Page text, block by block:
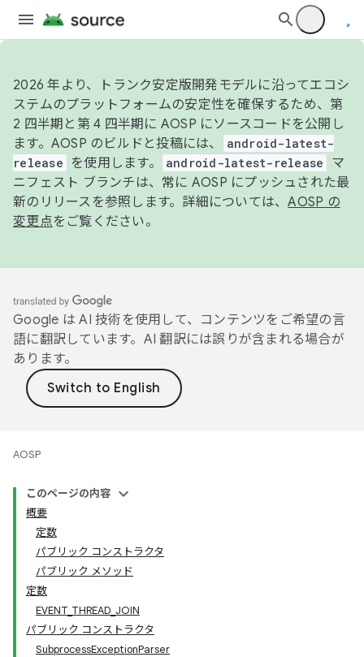
2026 年より、トランク安定版開発モデルに沿ってエコシ
ステムのプラットフォームの安定性を確保するため、第
2 四半期と第 4 四半期に AOSP にソースコードを公開し
ます。AOSP のビルドと投稿には、
android-latest-
release
を使用します。 android-latest-release
マ
ニフェスト ブランチは、常に AOSP にプッシュされた最
新のリリースを参照します。詳細については、AOSP の
変更点をご覧ください。
Google は AI 技術を使用して、コンテンツをご希望の言
語に翻訳しています。AI 翻訳には誤りが含まれる場合が
あります。
AOSP
このページの内容
概要
定数
パブリック コンストラクタ
パブリック メソッド
定数
EVENT_THREAD_JOIN
パブリック コンストラクタ
SubprocessExceptionParser